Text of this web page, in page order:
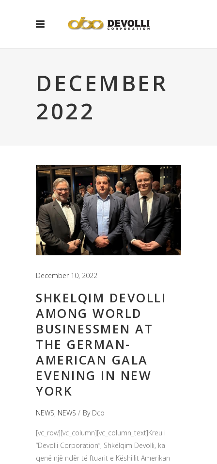
DECEMBER
2022
December 10, 2022
SHKELQIM DEVOLLI
AMONG WORLD
BUSINESSMEN AT
THE GERMAN-
AMERICAN GALA
EVENING IN NEW
YORK
NEWS, NEWS By Dco
[vc_row][vc_column][vc_column_text]Kreu i
“Devolli Corporation”, Shkëlqim Devolli, ka
qenë një ndër të ftuarit e Këshillit Amerikan